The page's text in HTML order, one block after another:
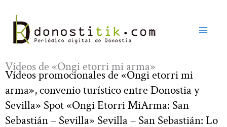
contenido
Vídeos de «Ongi etorri mi arma»
Vídeos promocionales de «Ongi etorri mi
arma», convenio turístico entre Donostia y
Sevilla» Spot «Ongi Etorri MiArma: San
Sebastián – Sevilla» Sevilla – San Sebastián: Lo